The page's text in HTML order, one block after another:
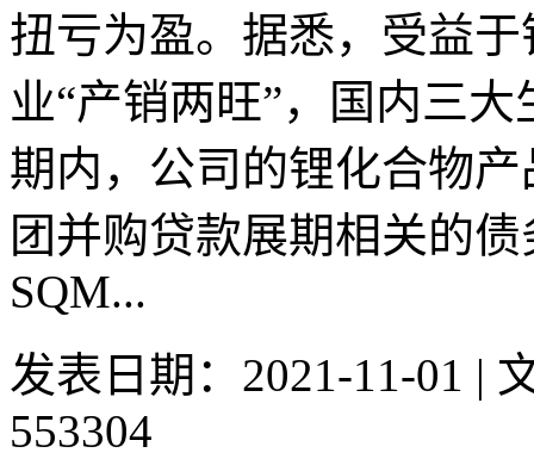
扭亏为盈。据悉，受益
业“产销两旺”，国内三
期内，公司的锂化合物
团并购贷款展期相关的
SQM...
发表日期：2021-11-01 |
553304